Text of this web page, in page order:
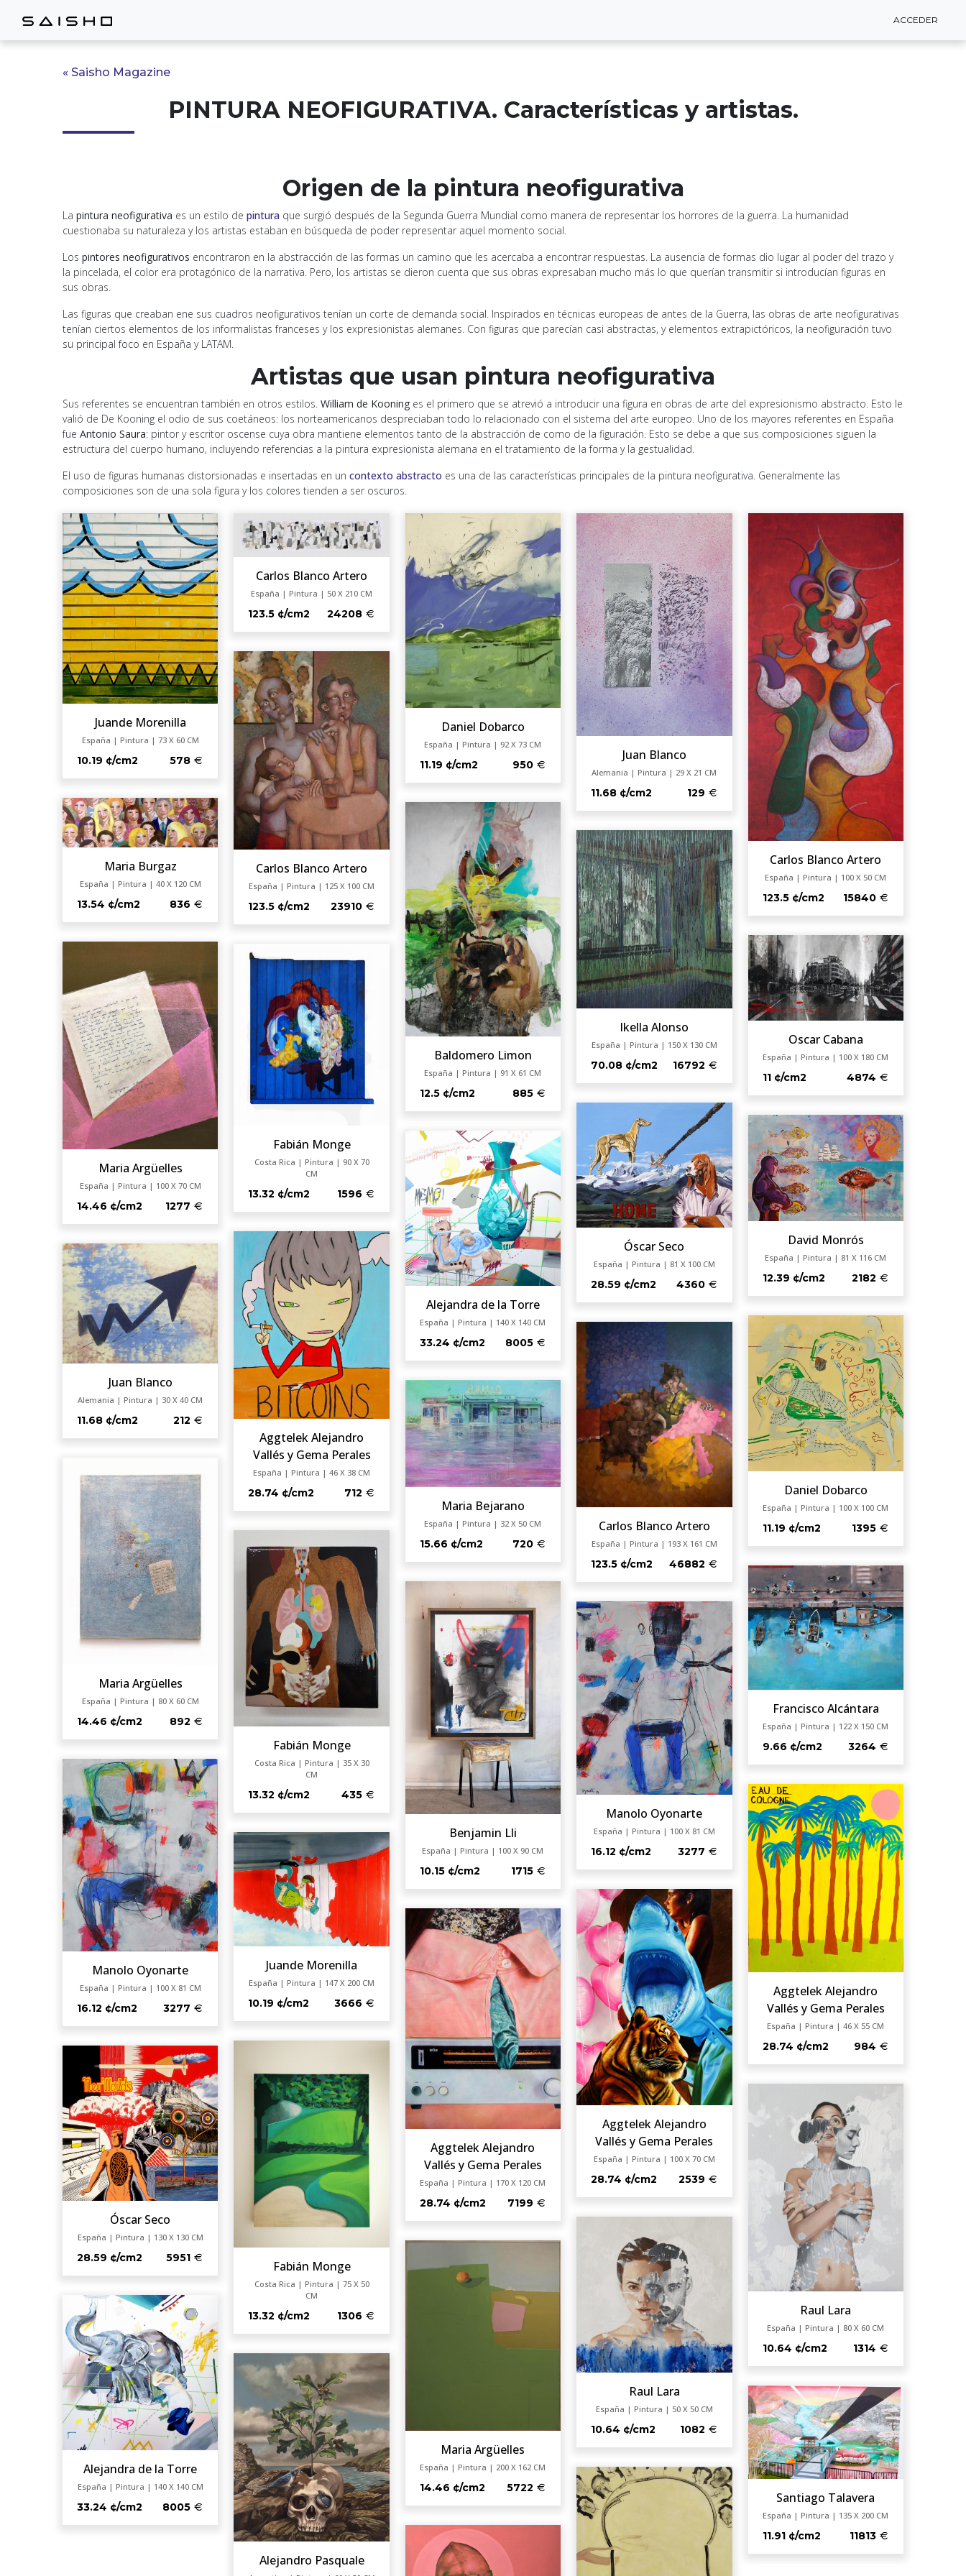
ACCEDER
ACCEDER
« Saisho Magazine
PINTURA NEOFIGURATIVA. Características y artistas.
Origen de la pintura neofigurativa
La pintura neofigurativa es un estilo de pintura que surgió después de la Segunda Guerra Mundial como manera de representar los horrores de la guerra. La humanidad
cuestionaba su naturaleza y los artistas estaban en búsqueda de poder representar aquel momento social.
Los pintores neofigurativos encontraron en la abstracción de las formas un camino que les acercaba a encontrar respuestas. La ausencia de formas dio lugar al poder del trazo y
la pincelada, el color era protagónico de la narrativa. Pero, los artistas se dieron cuenta que sus obras expresaban mucho más lo que querían transmitir si introducían figuras en
sus obras.
Las figuras que creaban ene sus cuadros neofigurativos tenían un corte de demanda social. Inspirados en técnicas europeas de antes de la Guerra, las obras de arte neofigurativas
tenían ciertos elementos de los informalistas franceses y los expresionistas alemanes. Con figuras que parecían casi abstractas, y elementos extrapictóricos, la neofiguración tuvo
su principal foco en España y LATAM.
Artistas que usan pintura neofigurativa
Sus referentes se encuentran también en otros estilos. William de Kooning es el primero que se atrevió a introducir una figura en obras de arte del expresionismo abstracto. Esto le
valió de De Kooning el odio de sus coetáneos: los norteamericanos despreciaban todo lo relacionado con el sistema del arte europeo. Uno de los mayores referentes en España
fue Antonio Saura: pintor y escritor oscense cuya obra mantiene elementos tanto de la abstracción de como de la figuración. Esto se debe a que sus composiciones siguen la
estructura del cuerpo humano, incluyendo referencias a la pintura expresionista alemana en el tratamiento de la forma y la gestualidad.
El uso de figuras humanas distorsionadas e insertadas en un contexto abstracto es una de las características principales de la pintura neofigurativa. Generalmente las
composiciones son de una sola figura y los colores tienden a ser oscuros.
Juande Morenilla
España | Pintura | 73 X 60 CM
10.19 ¢/cm2 578
Carlos Blanco Artero
España | Pintura | 50 X 210 CM
123.5 ¢/cm2 24208
Daniel Dobarco
España | Pintura | 92 X 73 CM
11.19 ¢/cm2 950
Juan Blanco
Alemania | Pintura | 29 X 21 CM
11.68 ¢/cm2 129
Carlos Blanco Artero
España | Pintura | 100 X 50 CM
123.5 ¢/cm2 15840
Carlos Blanco Artero
España | Pintura | 125 X 100 CM
123.5 ¢/cm2 23910
Maria Burgaz
España | Pintura | 40 X 120 CM
13.54 ¢/cm2 836
Baldomero Limon
España | Pintura | 91 X 61 CM
12.5 ¢/cm2 885
Ikella Alonso
España | Pintura | 150 X 130 CM
70.08 ¢/cm2 16792
Oscar Cabana
España | Pintura | 100 X 180 CM
11 ¢/cm2 4874
Maria Argüelles
España | Pintura | 100 X 70 CM
14.46 ¢/cm2 1277
Fabián Monge
Costa Rica | Pintura | 90 X 70
CM
13.32 ¢/cm2 1596
Óscar Seco
España | Pintura | 81 X 100 CM
28.59 ¢/cm2 4360
David Monrós
España | Pintura | 81 X 116 CM
12.39 ¢/cm2 2182
Alejandra de la Torre
España | Pintura | 140 X 140 CM
33.24 ¢/cm2 8005
Aggtelek Alejandro
Vallés y Gema Perales
España | Pintura | 46 X 38 CM
28.74 ¢/cm2 712
Juan Blanco
Alemania | Pintura | 30 X 40 CM
11.68 ¢/cm2 212
Daniel Dobarco
España | Pintura | 100 X 100 CM
11.19 ¢/cm2 1395
Carlos Blanco Artero
España | Pintura | 193 X 161 CM
123.5 ¢/cm2 46882
Maria Bejarano
España | Pintura | 32 X 50 CM
15.66 ¢/cm2 720
Maria Argüelles
España | Pintura | 80 X 60 CM
14.46 ¢/cm2 892
Fabián Monge
Costa Rica | Pintura | 35 X 30
CM
13.32 ¢/cm2 435
Francisco Alcántara
España | Pintura | 122 X 150 CM
9.66 ¢/cm2 3264
Benjamin Lli
España | Pintura | 100 X 90 CM
10.15 ¢/cm2 1715
Manolo Oyonarte
España | Pintura | 100 X 81 CM
16.12 ¢/cm2 3277
Manolo Oyonarte
España | Pintura | 100 X 81 CM
16.12 ¢/cm2 3277
Aggtelek Alejandro
Vallés y Gema Perales
España | Pintura | 46 X 55 CM
28.74 ¢/cm2 984
Juande Morenilla
España | Pintura | 147 X 200 CM
10.19 ¢/cm2 3666
Aggtelek Alejandro
Vallés y Gema Perales
España | Pintura | 100 X 70 CM
28.74 ¢/cm2 2539
Aggtelek Alejandro
Vallés y Gema Perales
España | Pintura | 170 X 120 CM
28.74 ¢/cm2 7199
Fabián Monge
Costa Rica | Pintura | 75 X 50
CM
13.32 ¢/cm2 1306
Óscar Seco
España | Pintura | 130 X 130 CM
28.59 ¢/cm2 5951
Raul Lara
España | Pintura | 80 X 60 CM
10.64 ¢/cm2 1314
Raul Lara
España | Pintura | 50 X 50 CM
10.64 ¢/cm2 1082
Maria Argüelles
España | Pintura | 200 X 162 CM
14.46 ¢/cm2 5722
Alejandra de la Torre
España | Pintura | 140 X 140 CM
33.24 ¢/cm2 8005
Alejandro Pasquale
Santiago Talavera
España | Pintura | 135 X 200 CM
11.91 ¢/cm2 11813